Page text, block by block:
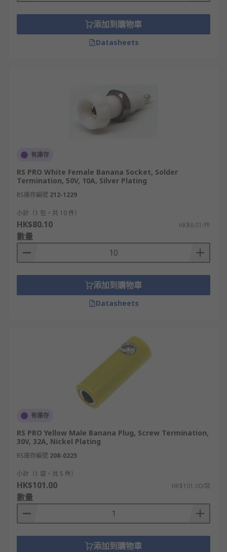
添加到購物車
Datasheets
有庫存
RS PRO White Female Banana Socket, Solder
Termination, 50V, 10A, Silver Plating
RS庫存編號 212-1229
小計（1 包，共 10 件）
HK$80.10 HK$8.01/件
數量
添加到購物車
Datasheets
有庫存
RS PRO Yellow Male Banana Plug, Screw Termination,
30V, 32A, Nickel Plating
RS庫存編號 208-0225
小計（1 袋，共 5 件）
HK$101.00 HK$101.00/袋
數量
添加到購物車